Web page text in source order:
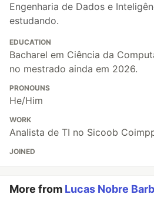
Engenharia de Dados e
estudando.
EDUCATION
Bacharel em Ciência da
no mestrado ainda em 2026.
PRONOUNS
He/Him
WORK
Analista de TI no Sicoob
JOINED
More from Lucas Nobre